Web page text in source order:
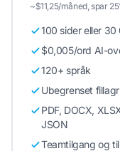
~$11,25/måned, spar
100 sider eller
$0,005/ord AI-
120+ språk
Ubegrenset
PDF, DOCX,
JSON
Teamtilgang og